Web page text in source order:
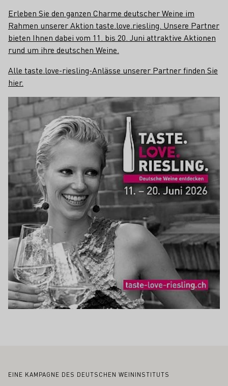
Erleben Sie den ganzen Charme deutscher Weine im
Rahmen unserer Aktion taste.love.riesling. Unsere Partner
bieten Ihnen dabei vom 11. bis 20. Juni attraktive Aktionen
rund um ihre deutschen Weine.
Alle taste.love-riesling-Anlässe unserer Partner finden Sie
hier.
Fußbereich
EINE KAMPAGNE DES DEUTSCHEN WEININSTITUTS